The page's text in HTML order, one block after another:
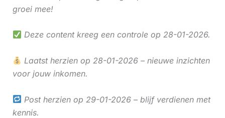
groei mee!
Deze content kreeg een controle op 28-01-2026.
Laatst herzien op 28-01-2026 – nieuwe inzichten
voor jouw inkomen.
Post herzien op 29-01-2026 – blijf verdienen met
kennis.